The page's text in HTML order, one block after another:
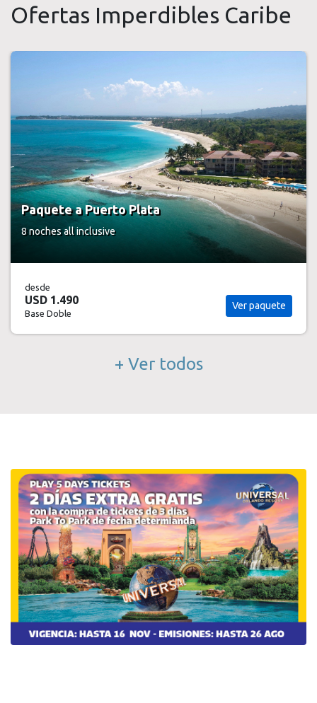
Ofertas Imperdibles Caribe
Paquete a Puerto Plata
8 nochesall inclusive
desde
USD 1.490
Base Doble
Ver paquete
+ Ver todos